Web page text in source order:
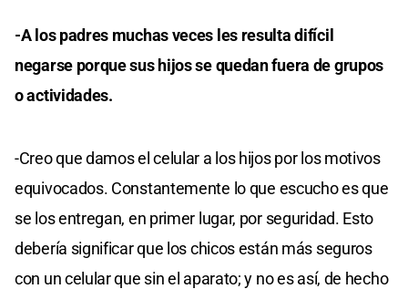
-A los padres muchas veces les resulta difícil
negarse porque sus hijos se quedan fuera de grupos
o actividades.
-Creo que damos el celular a los hijos por los motivos
equivocados. Constantemente lo que escucho es que
se los entregan, en primer lugar, por seguridad. Esto
debería significar que los chicos están más seguros
con un celular que sin el aparato; y no es así, de hecho